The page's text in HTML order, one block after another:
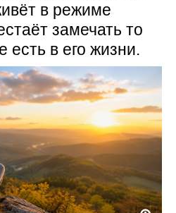
в режиме
замечать то
есть в его жизни.